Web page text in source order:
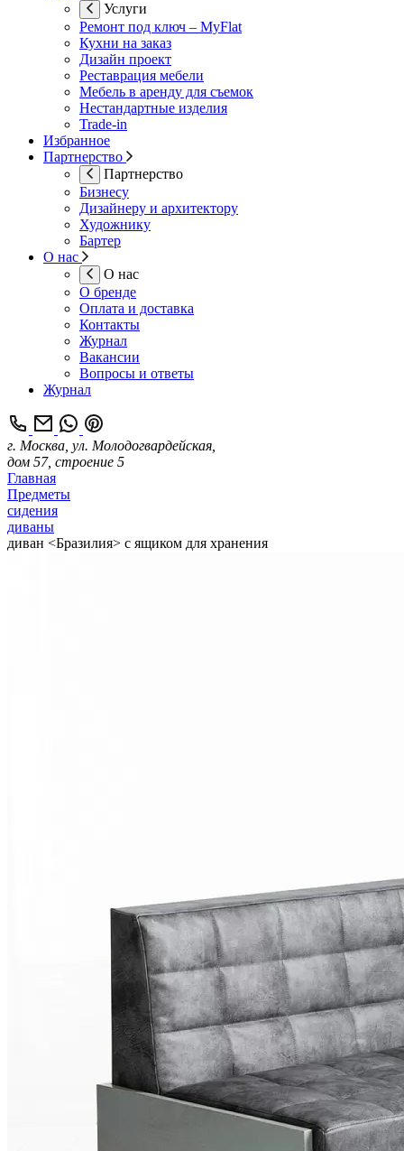
Услуги
Ремонт под ключ – MyFlat
Кухни на заказ
Дизайн проект
Реставрация мебели
Мебель в аренду для съемок
Нестандартные изделия
Trade-in
Избранное
Партнерство
Партнерство
Бизнесу
Дизайнеру и архитектору
Художнику
Бартер
О нас
О нас
О бренде
Оплата и доставка
Контакты
Журнал
Вакансии
Вопросы и ответы
Журнал
г. Москва, ул. Молодогвардейская,
дом 57, строение 5
Главная
Предметы
сидения
диваны
диван <Бразилия> с ящиком для хранения